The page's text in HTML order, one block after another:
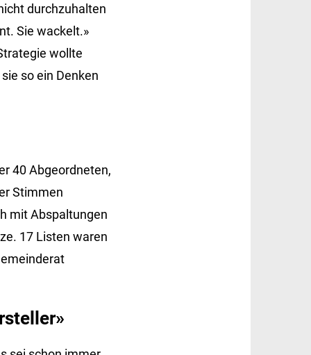
durchzuhalten
Sie wackelt.»
wollte
so ein Denken
40 Abgeordneten,
Stimmen
mit Abspaltungen
17 Listen waren